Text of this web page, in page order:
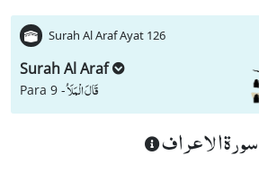
Surah Al Araf Ayat 126
Surah Al Araf
Para 9 -قَالَ الْمَلَاُ
سورة الاعراف